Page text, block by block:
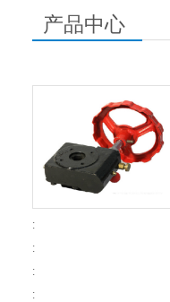
产品中心
:
:
:
: